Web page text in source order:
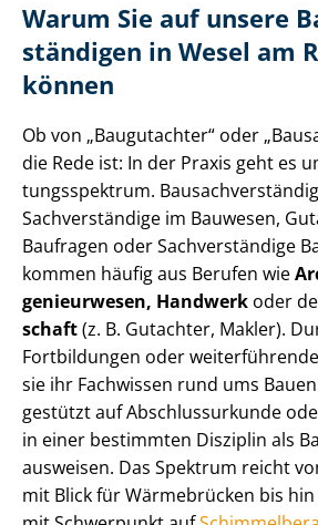
Warum Sie auf unsere
stän­di­gen in Wesel am
können
Ob von „Baugutachter“ oder
die Rede ist: In der Praxis geht es
tungs­spek­trum.
Sachverständige im Bauwesen,
Baufragen oder Sachverständige
kommen häufig aus Berufen wie
ge­nieur­we­sen, Handwerk oder
schaft(z. B. Gutachter, Makler).
Fortbildungen oder
sie ihr Fachwissen rund ums
gestützt auf Ab­schluss­ur­kun­de
in einer bestimmten Disziplin als
ausweisen. Das Spektrum reicht
mit Blick für Wärmebrücken bis